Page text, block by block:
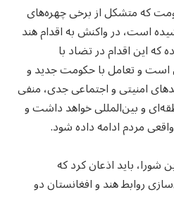
که متشکل از برخی چهره‌های
است، در واکنش به اقدام هند
که این اقدام در تضاد با
است و تعامل با حکومت جدید و
امنیتی و اجتماعی جدی، منفی
و بین‌المللی خواهد داشت و
مردم ادامه داده شود.
شورا، باید اذعان کرد که
روابط هند و افغانستان دو